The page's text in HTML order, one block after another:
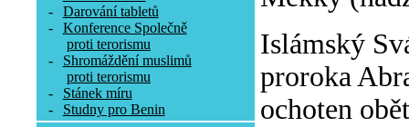
-
Darování tabletů
-
Konference Společně
proti terorismu
-
Shromáždění muslimů
proti terorismu
-
Stánek míru
-
Studny pro Benin
Islámský
proroka
ochoten